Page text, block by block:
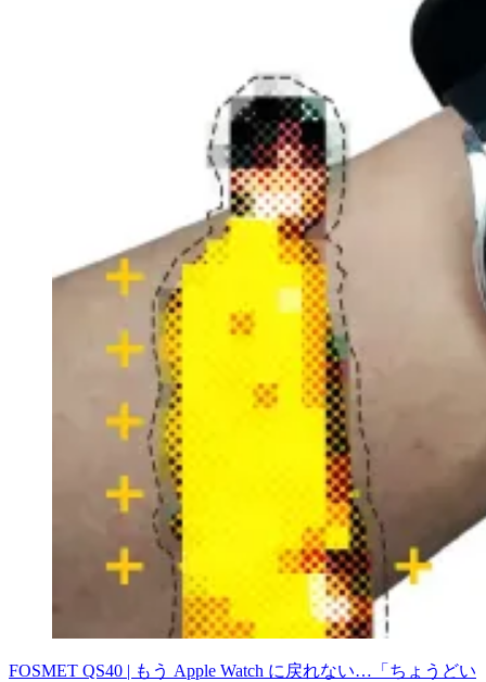
FOSMET QS40 | もう Apple Watch に戻れない…「ちょうどい